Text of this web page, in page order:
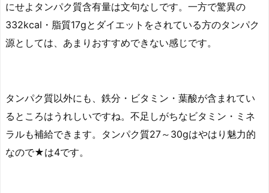
にせよタンパク質含有量は文句なしです。一方で驚異の
332kcal・脂質17gとダイエットをされている方のタンパク
源としては、あまりおすすめできない感じです。
タンパク質以外にも、鉄分・ビタミン・葉酸が含まれてい
るところはうれしいですね。不足しがちなビタミン・ミネ
ラルも補給できます。タンパク質27～30gはやはり魅力的
なので★は4です。